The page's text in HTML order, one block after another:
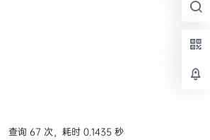
查询 67 次，耗时 0.1435 秒